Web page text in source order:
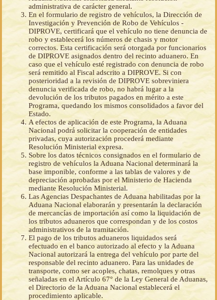
administrativa de carácter general.
En el formulario de registro de vehículos, la Dirección de
Investigación y Prevención de Robo de Vehículos -
DIPROVE, certificará que el vehículo no tiene denuncia de
robo y establecerá los números de chasis y motor
correctos. Esta certificación será otorgada por funcionarios
de DIPROVE asignados dentro del recinto aduanero. En
caso que el vehículo esté registrado con denuncia de robo
será remitido al Fiscal adscrito a DIPROVE. Si con
posterioridad a la revisión de DIPROVE sobreviniera
denuncia verificada de robo, no habrá lugar a la
devolución de los tributos pagados en mérito a este
Programa, quedando los mismos consolidados a favor del
Estado.
A efectos de aplicación de este Programa, la Aduana
Nacional podrá solicitar la cooperación de entidades
privadas, cuya autorización procederá mediante
Resolución Ministerial expresa.
Sobre los datos técnicos consignados en el formulario de
registro de vehículos la Aduana Nacional determinará la
base imponible, conforme a las tablas de valores y de
depreciación aprobadas por el Ministerio de Hacienda
mediante Resolución Ministerial.
Las Agencias Despachantes de Aduana habilitadas por la
Aduana Nacional elaborarán y presentarán la declaración
de mercancías de importación así como la liquidación de
los tributos aduaneros que correspondan y de los costos
administrativos de la tramitación.
El pago de los tributos aduaneros liquidados será
efectuado en el banco autorizado al efecto y la Aduana
Nacional autorizará la entrega del vehículo por parte del
responsable del recinto aduanero. Para las unidades de
transporte, como ser acoples, chatas, remolques y otras
señaladas en el Artículo 67° de la Ley General de Aduanas,
el Directorio de la Aduana Nacional establecerá el
procedimiento aplicable.